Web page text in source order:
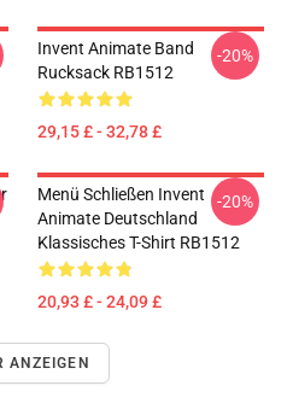
Invent Animate Band
Rucksack RB1512
29,15 £ - 32,78 £
-20%
Menü Schließen Invent
Animate Deutschland
Klassisches T-Shirt RB1512
20,93 £ - 24,09 £
-20%
ANZEIGEN